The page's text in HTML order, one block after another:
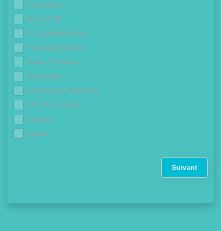
Chaudières
Douche 0€
ITE (Isolation Murs)
Panneaux solaires
Volets / Fenêtres
Rénovation
Assurances / Mutuelles
CPF (Formation)
Finance
Autres
Suivant